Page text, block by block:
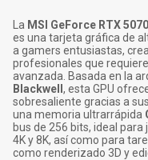
La MSI GeForce RTX
es una tarjeta gráfica de
a gamers entusiastas,
profesionales que
avanzada. Basada en la
Blackwell , esta GPU
sobresaliente gracias a sus
una memoria ultrarrápida
bus de 256 bits, ideal
4K y 8K, así como para
como renderizado 3D y